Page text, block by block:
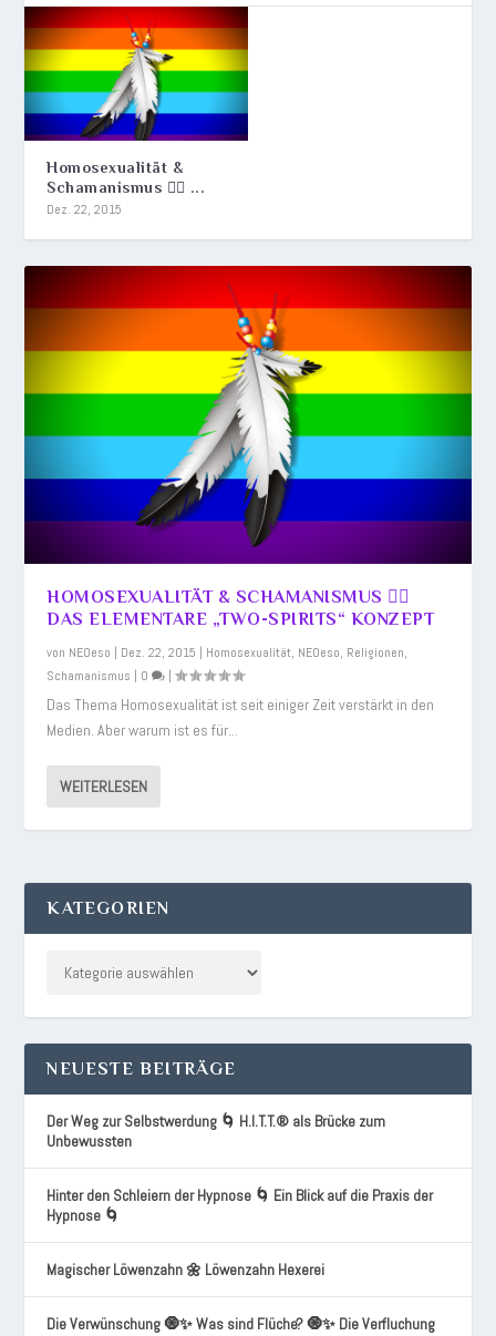
Homosexualität &
Schamanismus 🏳️‍🌈 ...
Dez. 22, 2015
HOMOSEXUALITÄT & SCHAMANISMUS 🏳️‍🌈
DAS ELEMENTARE „TWO-SPIRITS“ KONZEPT
von NEOeso | Dez. 22, 2015 | Homosexualität, NEOeso, Religionen,
Schamanismus | 0 |
Das Thema Homosexualität ist seit einiger Zeit verstärkt in den
Medien. Aber warum ist es für...
WEITERLESEN
KATEGORIEN
NEUESTE BEITRÄGE
Der Weg zur Selbstwerdung 🌀 H.I.T.T.® als Brücke zum
Unbewussten
Hinter den Schleiern der Hypnose 🌀 Ein Blick auf die Praxis der
Hypnose 🌀
Magischer Löwenzahn 🌼 Löwenzahn Hexerei
Die Verwünschung 🧿✨ Was sind Flüche? 🧿✨ Die Verfluchung